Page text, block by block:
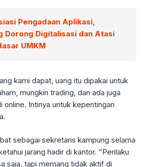
Pengadaan Aplikasi,
Dorong Digitalisasi dan Atasi
UMKM
kami dapat, uang itu dipakai untuk
mungkin trading, dan ada juga
online. Intinya untuk kepentingan
sebagai sekretaris kampung selama
jarang hadir di kantor. “Perilaku
saja, tapi memang tidak aktif di